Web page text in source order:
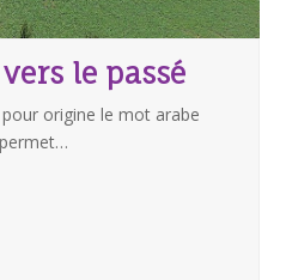
le passé
origine le mot arabe